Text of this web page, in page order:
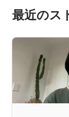
最近のス